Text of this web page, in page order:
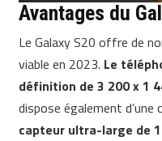
Avantages du
Le Galaxy S20 offre de
viable en 2023. Le
définition de 3 200 x 1
dispose également d’une
capteur ultra-large de